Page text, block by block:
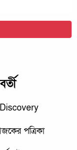
Discovery
পত্রিকা